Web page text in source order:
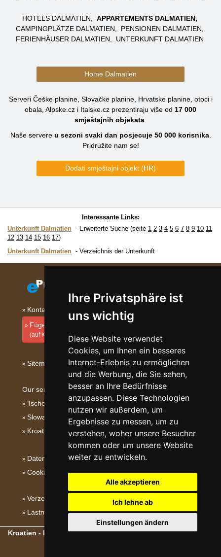
Ihre Privatsphäre ist
uns wichtig
Diese Website verwendet
Cookies, um Ihnen ein besseres
Internet-Erlebnis zu ermöglichen
und die Werbung, die Sie sehen,
besser an Ihre Bedürfnisse
anzupassen. Diese Technologien
nutzen wir außerdem, um
Ergebnisse zu messen, um zu
verstehen, woher unsere Besucher
kommen oder um unsere Website
weiter zu entwickeln.
Alle akzeptieren
Ich lehne ab
Einstellungen ändern
HOTELS DALMATIEN
APPARTEMENTS DALMATIEN
CAMPINGPLÄTZE DALMATIEN
PENSIONEN DALMATIEN
FERIENHÄUSER DALMATIEN
UNTERKUNFT DALMATIEN
Home Dalmatien
Serveri Češke planine, Slovačke planine, Hrvatske planine, otoci i
obala, Alpske.cz i Italske.cz prezentiraju više od 17 000
smještajnih objekata
Naše servere u sezoni svaki dan posjecuje 50 000korisnika.
Pridružite nam se!
Dodati smještajni objekt (HR)
Interessante Links:
Unterkunft Dalmatien
Erweiterte Suche (seite 1 2 3 4 5 6 7 8 9 10 11
12 13 14 15 16 17)
Unterkunft Dalmatien
Verzeichnis der Unterkunft
Kontakt
Fügen Sie Ihre Unterkunft hinzu
(auf Kroatisch)
Sitemap
Our servers:
Tschechische Gebirge
Slowakische Gebirge
Kroatien
Datenschutz
Cookies
Verzeichnis der Unterkunft
Lastminute Dalmatien
Kroatien - Kroatische Gebirge, Inseln und Küste- Copyright ©